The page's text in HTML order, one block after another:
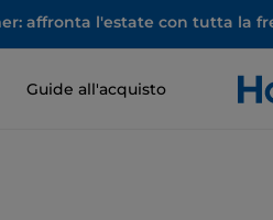
affronta l'estate con tutta la
Guide all'acquisto